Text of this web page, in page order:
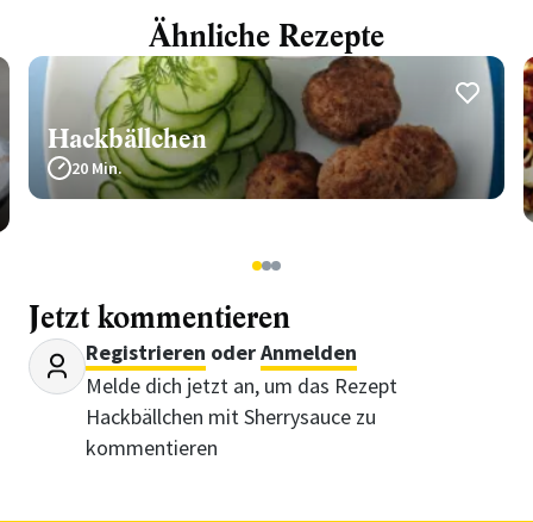
Ähnliche Rezepte
Hackbällchen
20 Min.
123
Jetzt kommentieren
Registrieren oderAnmelden
Melde dich jetzt an, um das Rezept
Hackbällchen mit Sherrysauce zu
kommentieren